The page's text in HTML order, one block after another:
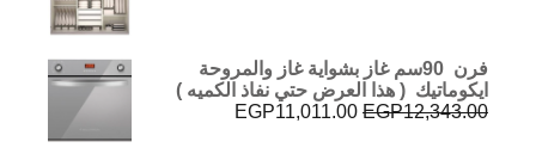
فرن 90سم غاز بشواية غاز والمروحة
ايكوماتيك ( هذا العرض حتي نفاذ الكميه )
EGP12,343.00
السعر
EGP11,011.00